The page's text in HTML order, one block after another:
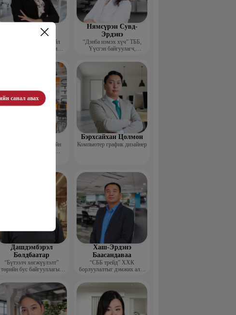
санал авах
Чагнаадорж
Рэнцэнхорол
“HR mentor group” Үйл
ажиллагаа хариуцсан
Нямсүрэн Сувд-
Эрдэнэ
“Дэнба нэмэх хүч” ТББ,
Үүсгэн байгуулагч,
Хүнс, Хөдөө Аж Ахуйн
Бэрхсайхан Цолмон
Компьютер график дизайнер
Дашдэмбэрэл
Болдбаатар
“Бүтээлч хөгжүүлэлт”
төрийн бус байгууллагын
Хаш-Эрдэнэ
Баасандаваа
“СББ трейд” ХХК
борлуулалтыг дэмжих алба